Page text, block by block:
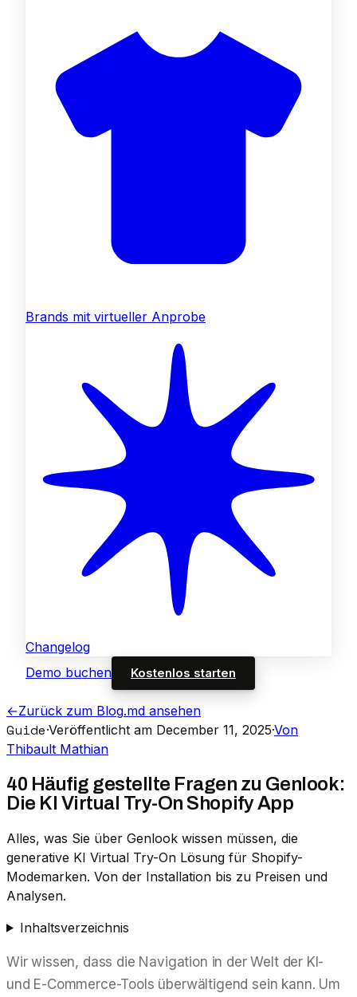
Brands mit virtueller Anprobe
Changelog
Demo buchen
Kostenlos starten
←Zurück zum Blog.md ansehen
Guide·Veröffentlicht am December 11, 2025·Von
Thibault Mathian
40 Häufig gestellte Fragen zu Genlook:
Die KI Virtual Try-On Shopify App
Alles, was Sie über Genlook wissen müssen, die
generative KI Virtual Try-On Lösung für Shopify-
Modemarken. Von der Installation bis zu Preisen und
Analysen.
Inhaltsverzeichnis
Wir wissen, dass die Navigation in der Welt der KI-
und E-Commerce-Tools überwältigend sein kann. Um